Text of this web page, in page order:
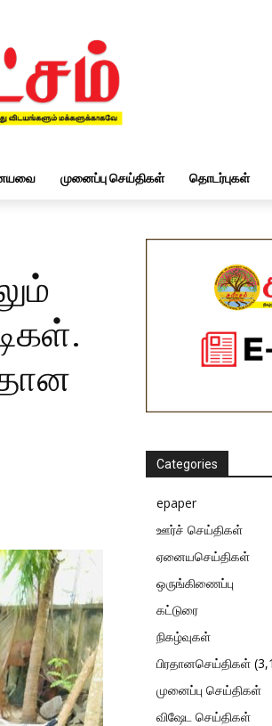
முனைப்பு செய்திகள் தொடர்புகள்
Categories
epaper
ஊர்ச் செய்திகள்
ஏனையசெய்திகள்
ஒருங்கிணைப்பு
கட்டுரை
நிகழ்வுகள்
பிரதானசெய்திகள்
முனைப்பு செய்திகள்
விஷேட செய்திகள்